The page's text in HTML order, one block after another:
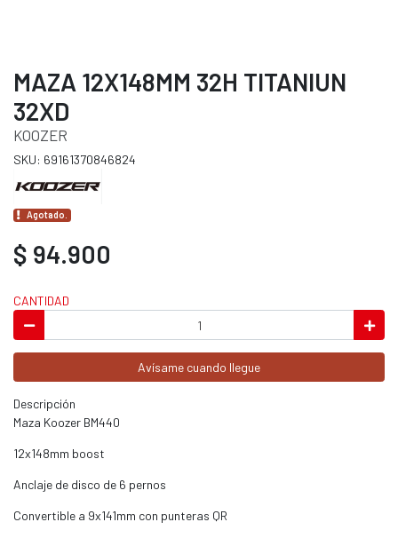
MAZA 12X148MM 32H TITANIUN
32XD
KOOZER
SKU: 69161370846824
Agotado.
$ 94.900
CANTIDAD
Avísame cuando llegue
Descripción
Maza Koozer BM440
12x148mm boost
Anclaje de disco de 6 pernos
Convertible a 9x141mm con punteras QR